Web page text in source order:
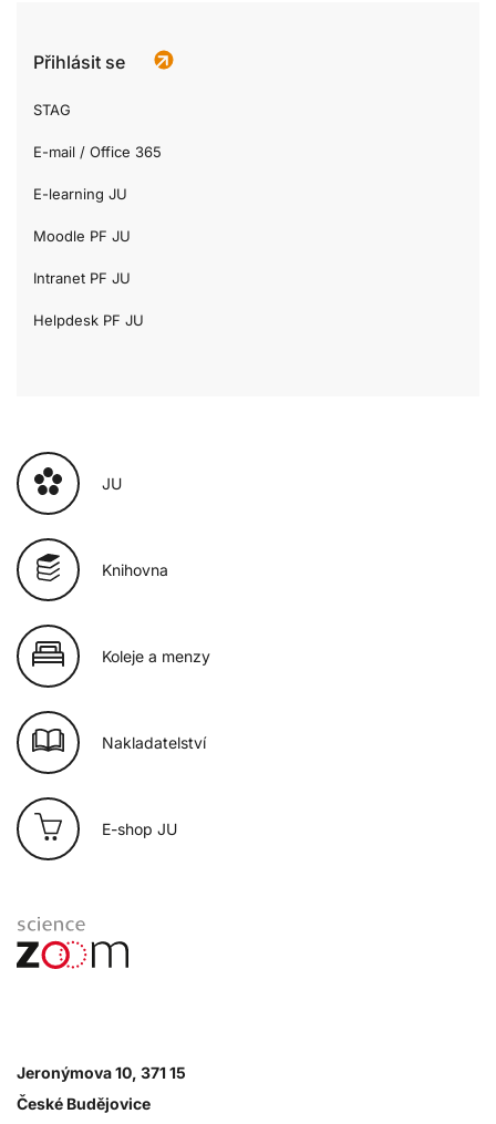
Přihlásit se
STAG
E-mail / Office 365
E-learning JU
Moodle PF JU
Intranet PF JU
Helpdesk PF JU
JU
Knihovna
Koleje a menzy
Nakladatelství
E-shop JU
Jeronýmova 10, 371 15
České Budějovice